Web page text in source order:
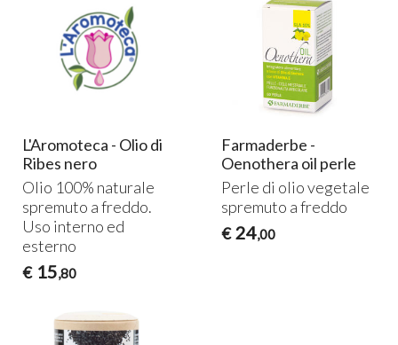
L'Aromoteca - Olio di
Ribes nero
Olio 100% naturale
spremuto a freddo.
Uso interno ed
esterno
€ 15,80
Farmaderbe -
Oenothera oil perle
Perle di olio vegetale
spremuto a freddo
€ 24,00